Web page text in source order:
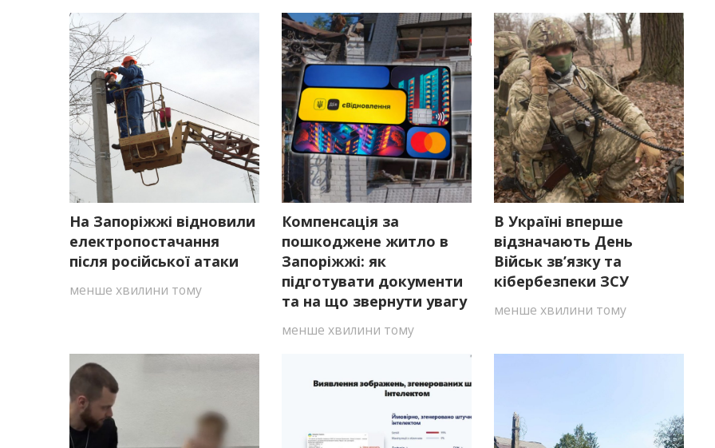
На Запоріжжі відновили
електропостачання
після російської атаки
менше хвилини тому
Компенсація за
пошкоджене житло в
Запоріжжі: як
підготувати документи
та на що звернути увагу
менше хвилини тому
В Україні вперше
відзначають День
Військ зв’язку та
кібербезпеки ЗСУ
менше хвилини тому